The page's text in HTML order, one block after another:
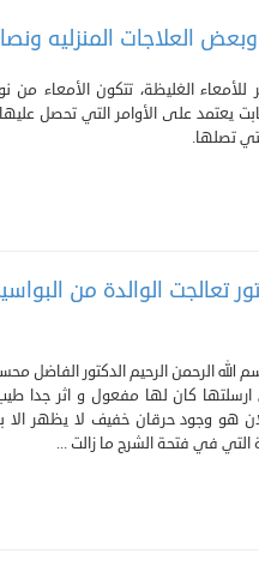
العلاجات المنزليه
للأمعاء الغليظة، تتكون الأمعاء من
يعتمد على الأوامر التي تحصل
تصلها.
تعالجت الوالدة من
الله الرحمن الرحيم الدكتور الفاضل
هو وجود حرقان خفيف لا يظهر الا
التي في فتحة الشرج ما زالت ...